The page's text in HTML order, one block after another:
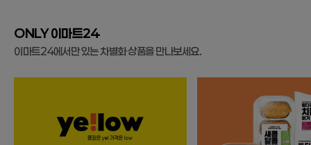
ONLY 이마트24
이마트24에서만 있는 차별화 상품을 만나보세요.